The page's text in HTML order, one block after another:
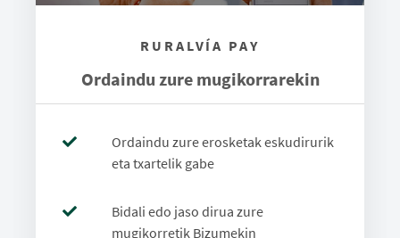
RURALVÍA PAY
Ordaindu zure mugikorrarekin
Ordaindu zure erosketak eskudirurik
eta txartelik gabe
Bidali edo jaso dirua zure
mugikorretik Bizumekin